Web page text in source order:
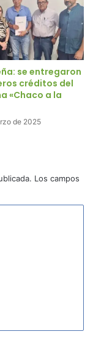
se entregaron
créditos del
«Chaco a la
de 2025
Los campos